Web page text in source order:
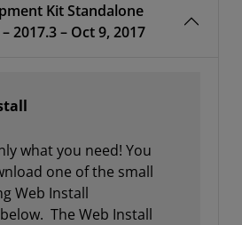
Kit Standalone
WebInstall Client – 2017.3 – Oct 9, 2017
what you need! You
one of the small
Web Install
The Web Install